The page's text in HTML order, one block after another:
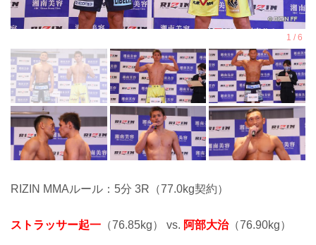
RIZIN MMAルール：5分 3R（77.0kg契約）
ストラッサー起一 （76.85kg） vs. 阿部大治（76.90kg）